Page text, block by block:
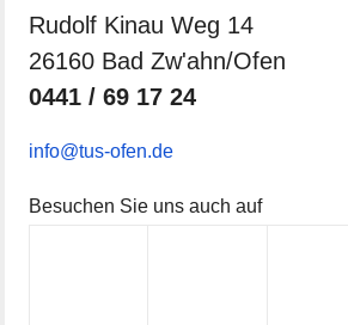
Rudolf Kinau Weg 14
26160 Bad Zw'ahn/Ofen
0441 / 69 17 24
info@tus-ofen.de
Besuchen Sie uns auch auf